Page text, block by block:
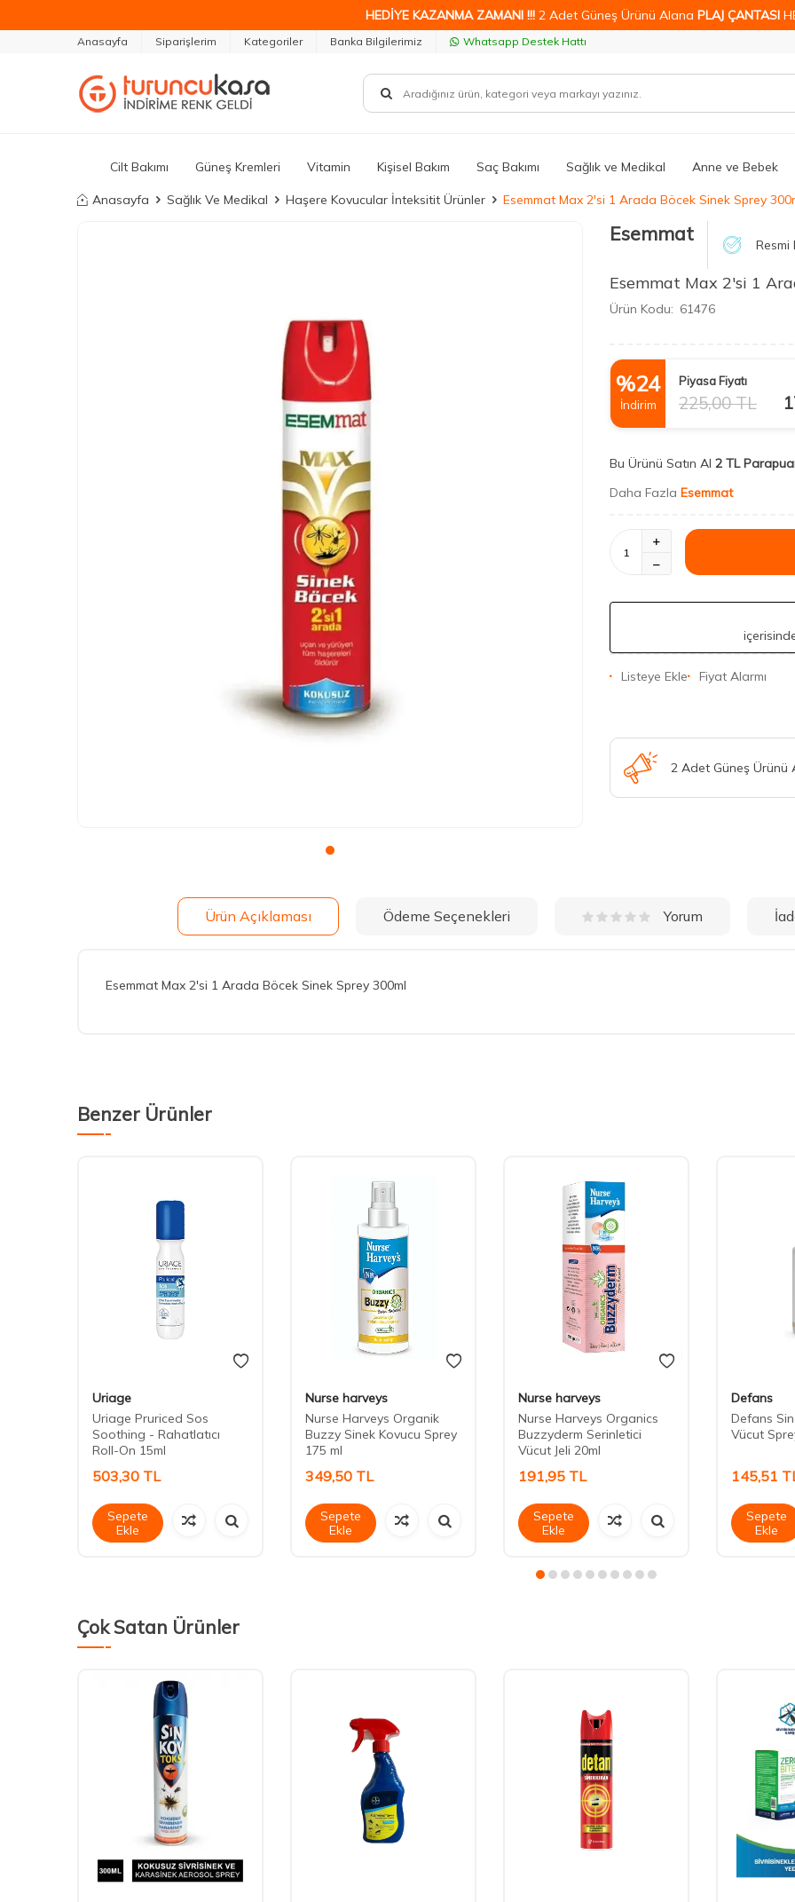
HEDİYE KAZANMA ZAMANI !!! 2 Adet Güneş Ürünü Alana PLAJ ÇANTASI
Anasayfa Siparişlerim Kategoriler Banka Bilgilerimiz Whatsapp Destek Hattı
Cilt Bakımı Güneş Kremleri Vitamin Kişisel Bakım Saç Bakımı Sağlık ve Medikal Anne ve Bebek
Anasayfa Sağlık Ve Medikal Haşere Kovucular İnteksitit Ürünler Esemmat Max 2'si 1 Arada Böcek Sinek Sprey
Esemmat
Esemmat Max 2'si 1
Ürün Kodu: 61476
%24
İndirim
Piyasa Fiyatı
225,00TL
Bu Ürünü Satın Al 2 TL
Daha Fazla Esemmat
Listeye Ekle Fiyat Alarmı
2 Adet Güneş Ürünü
Ürün Açıklaması Ödeme Seçenekleri Yorum
Esemmat Max 2'si 1 Arada Böcek Sinek Sprey 300ml
Benzer Ürünler
Uriage
Uriage Pruriced Sos
Soothing - Rahatlatıcı
Roll-On 15ml
503,30 TL
Sepete
Ekle
Nurse harveys
Nurse Harveys Organik
Buzzy Sinek Kovucu Sprey
175 ml
349,50 TL
Sepete
Ekle
Nurse harveys
Nurse Harveys Organics
Buzzyderm Serinletici
Vücut Jeli 20ml
191,95 TL
Sepete
Ekle
Defans
Defans
Vücut
145,51
Sepete
Ekle
Çok Satan Ürünler